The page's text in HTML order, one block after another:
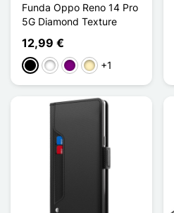
Funda Oppo Reno 14 Pro
5G Diamond Texture
12,99 €
NegroBlancoPúrpura
Oro +1